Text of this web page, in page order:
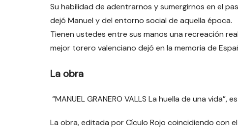
Su habilidad de adentrarnos y sumergirnos en el
dejó Manuel y del entorno social de aquella época.
Tienen ustedes entre sus manos una recreación
mejor torero valenciano dejó en la memoria de
La obra
“MANUEL GRANERO VALLS La huella de una
La obra, editada por Cículo Rojo coincidiendo con